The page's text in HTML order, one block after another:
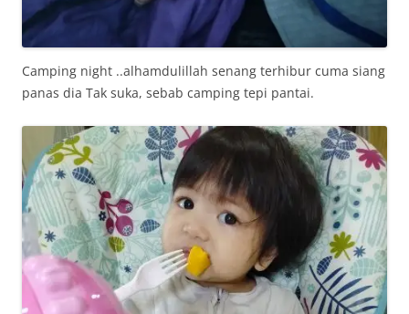
Camping night ..alhamdulillah senang terhibur cuma siang
panas dia Tak suka, sebab camping tepi pantai.